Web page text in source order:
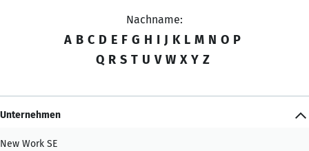
Nachname:
A B C D E F G H I J K L M N O P
Q R S T U V W X Y Z
Unternehmen
New Work SE